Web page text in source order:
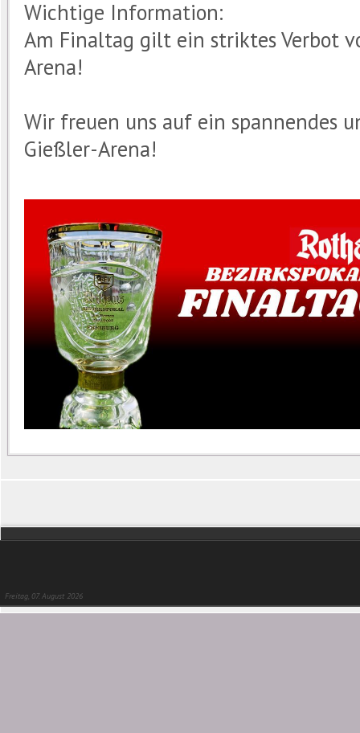
Wichtige Information:
Am Finaltag gilt ein striktes Verbot
Arena!
Wir freuen uns auf ein spannendes
Gießler-Arena!
Freitag, 07. August 2026